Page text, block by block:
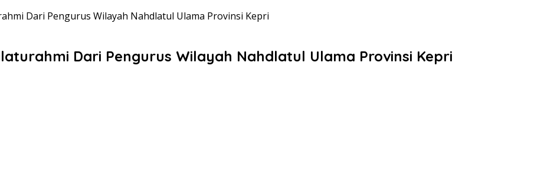
Dari Pengurus Wilayah Nahdlatul Ulama Provinsi Kepri
Dari Pengurus Wilayah Nahdlatul Ulama Provinsi Kepri